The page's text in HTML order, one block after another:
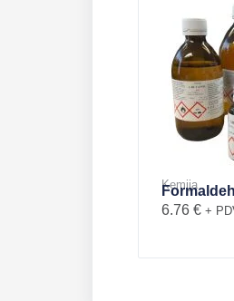
Kemija
6.76 € +